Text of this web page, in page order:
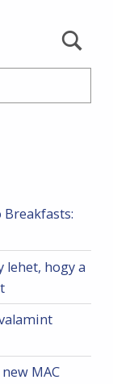
lehet, hogy a
MAC